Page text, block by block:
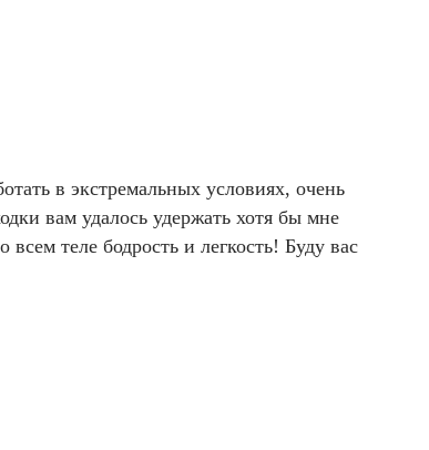
в экстремальных условиях, очень
вам удалось удержать хотя бы мне
теле бодрость и легкость! Буду вас